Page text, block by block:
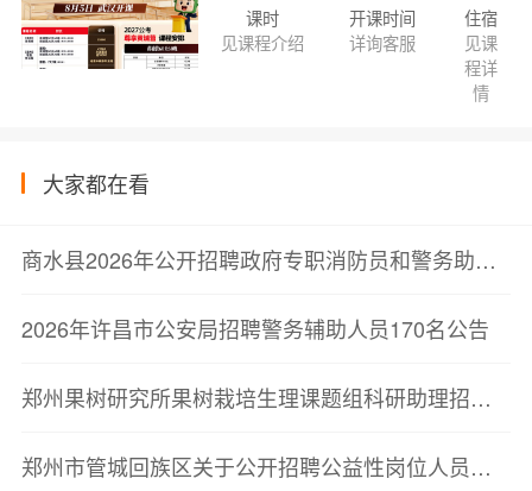
课时
见课程介绍
开课时间
详询客服
住宿
见课
程详
情
大家都在看
商水县2026年公开招聘政府专职消防员和警务助理面试成绩公示
2026年许昌市公安局招聘警务辅助人员170名公告
郑州果树研究所果树栽培生理课题组科研助理招聘启事
郑州市管城回族区关于公开招聘公益性岗位人员的公告